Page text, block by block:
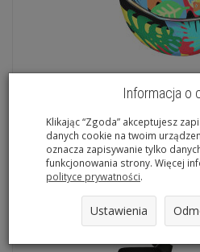
Torba Nerka
89,90
Do
Informacja o
Klikając “Zgoda” akceptujesz
danych cookie na twoim
oznacza zapisywanie tylko
funkcjonowania strony. Więcej
polityce prywatności.
Ustawienia